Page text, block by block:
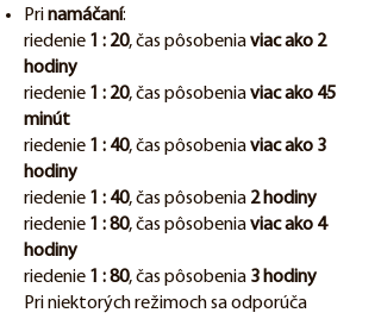
Prinamáčaní:
riedenie 1 : 20, čas pôsobeniaviac ako 2
hodiny
riedenie 1 : 20, čas pôsobeniaviac ako 45
minút
riedenie 1 : 40, čas pôsobeniaviac ako 3
hodiny
riedenie 1 : 40, čas pôsobenia 2 hodiny
riedenie 1 : 80, čas pôsobeniaviac ako 4
hodiny
riedenie 1 : 80, čas pôsobenia 3 hodiny
Pri niektorých režimoch sa odporúča